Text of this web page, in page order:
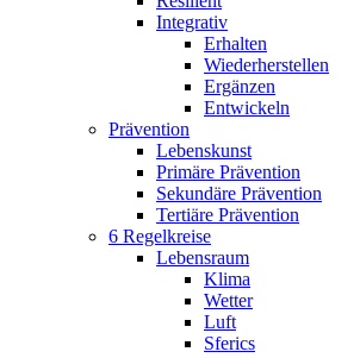
Integrativ
Erhalten
Wiederherstellen
Ergänzen
Entwickeln
Prävention
Lebenskunst
Primäre Prävention
Sekundäre Prävention
Tertiäre Prävention
6 Regelkreise
Lebensraum
Klima
Wetter
Luft
Sferics